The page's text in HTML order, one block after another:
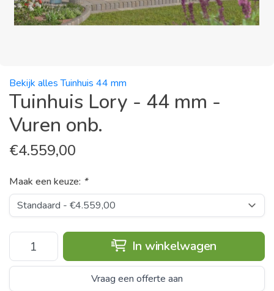
Bekijk alles Tuinhuis 44 mm
Tuinhuis Lory - 44 mm -
Vuren onb.
€4.559,00
Maak een keuze: *
In winkelwagen
Vraag een offerte aan